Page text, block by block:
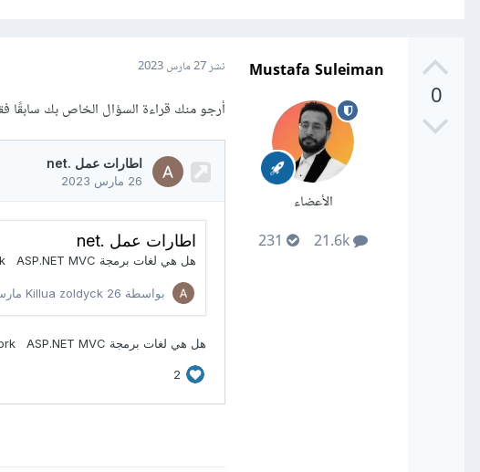
0
Mustafa Suleiman
الأعضاء
نشر27 مارس 2023
أرجو منك قراءة السؤال الخاص بك سابقًا